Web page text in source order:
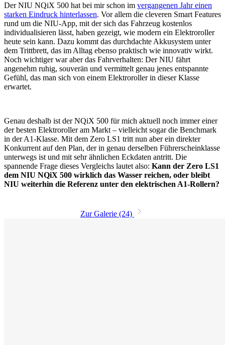
Der NIU NQiX 500 hat bei mir schon im vergangenen Jahr einen
starken Eindruck hinterlassen. Vor allem die cleveren Smart Features
rund um die NIU-App, mit der sich das Fahrzeug kostenlos
individualisieren lässt, haben gezeigt, wie modern ein Elektroroller
heute sein kann. Dazu kommt das durchdachte Akkusystem unter
dem Trittbrett, das im Alltag ebenso praktisch wie innovativ wirkt.
Noch wichtiger war aber das Fahrverhalten: Der NIU fährt
angenehm ruhig, souverän und vermittelt genau jenes entspannte
Gefühl, das man sich von einem Elektroroller in dieser Klasse
erwartet.
Genau deshalb ist der NQiX 500 für mich aktuell noch immer einer
der besten Elektroroller am Markt – vielleicht sogar die Benchmark
in der A1-Klasse. Mit dem Zero LS1 tritt nun aber ein direkter
Konkurrent auf den Plan, der in genau derselben Führerscheinklasse
unterwegs ist und mit sehr ähnlichen Eckdaten antritt. Die
spannende Frage dieses Vergleichs lautet also: Kann der Zero LS1
dem NIU NQiX 500 wirklich das Wasser reichen, oder bleibt
NIU weiterhin die Referenz unter den elektrischen A1-Rollern?
Zur Galerie (24)